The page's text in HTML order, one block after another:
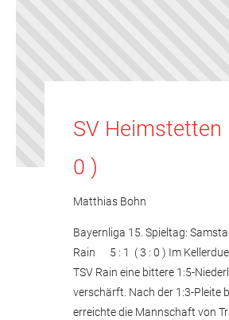
SV
0 )
Matthias Bohn
Bayernliga 15. Spieltag:
Rain 5 : 1 ( 3 : 0 ) Im
TSV Rain eine bittere 1:5-
verschärft. Nach der 1:3-Pleite
erreichte die Mannschaft von